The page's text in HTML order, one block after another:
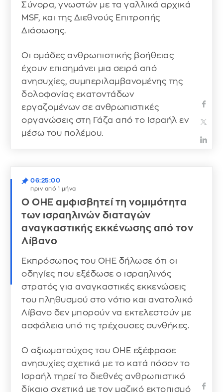
Σύνορα, γνωστών με τα γαλλικά αρχικά
MSF, και της Διεθνούς Επιτροπής
Διάσωσης.
Οι ομάδες ανθρωπιστικής βοήθειας
έχουν επισημάνει μια σειρά από
ανησυχίες, συμπεριλαμβανομένης της
δολοφονίας εκατοντάδων
εργαζομένων σε ανθρωπιστικές
οργανώσεις στη Γάζα από το Ισραήλ εν
μέσω του πολέμου.
06:25:00
πριν από 1 μήνα
Ο ΟΗΕ αμφισβητεί τη νομιμότητα
των ισραηλινών διαταγών
αναγκαστικής εκκένωσης από τον
Λίβανο
Εκπρόσωπος του ΟΗΕ δήλωσε ότι οι
οδηγίες που εξέδωσε ο ισραηλινός
στρατός για αναγκαστικές εκκενώσεις
του πληθυσμού στο νότιο και ανατολικό
Λίβανο δεν μπορούν να εκτελεστούν με
ασφάλεια υπό τις τρέχουσες συνθήκες.
Ο αξιωματούχος του ΟΗΕ εξέφρασε
ανησυχίες σχετικά με το κατά πόσον το
Ισραήλ τηρεί το διεθνές ανθρωπιστικό
δίκαιο σχετικά με τον μαζικό εκτοπισμό